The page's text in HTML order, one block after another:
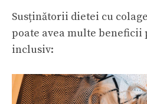
Susținătorii dietei cu
poate avea multe beneficii
inclusiv: